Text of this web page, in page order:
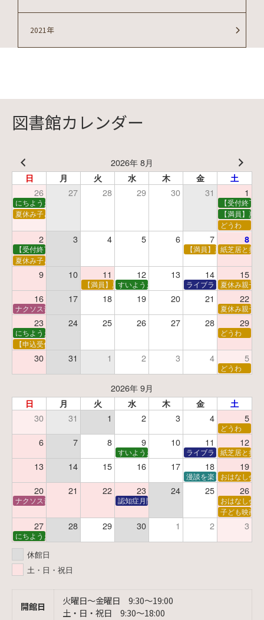
2021年
図書館カレンダー
2026年 8月
日 月 火 水 木 金 土
26 27 28 29 30 31 1
にちようえほん
【受付終了
夏休み子ども映画会
【満員】夏
どうわ
2 3 4 5 6 7 8
【受付終了】親子で挑戦！調べ学習ワークショップ 【満員】夏休み科学あ
紙芝居と折
夏休み子ども平和映画会
9 10 11 12 13 14 15
【満員】夏休みおはなし工作会
すいようえほん ライブラリーシアター
夏休み親子
16 17 18 19 20 21 22
ナクソス音楽会 第5回 NHK交響楽団創立100年 夏休み親子
23 24 25 26 27 28 29
にちようえほん
どうわ
【申込受付中】ゆうべのこわ～いおはなし会
30 31 1 2 3 4 5
どうわ
2026年 9月
日 月 火 水 木 金 土
30 31 1 2 3 4 5
どうわ
6 7 8 9 10 11 12
すいようえほん ライブラリーシアター
紙芝居と折
13 14 15 16 17 18 19
漫談を楽しむ会 ～漫談
おはなし会
20 21 22 23 24 25 26
ナクソス音楽会 第6回 宇宙を感じるクラシック認知症月間 特別映画会「調査屋マオさんの恋
おはなし会
子ども映画会
27 28 29 30 1 2 3
にちようえほん
休館日
土・日・祝日
開館日
火曜日〜金曜日 9:30〜19:00
土・日・祝日 9:30〜18:00